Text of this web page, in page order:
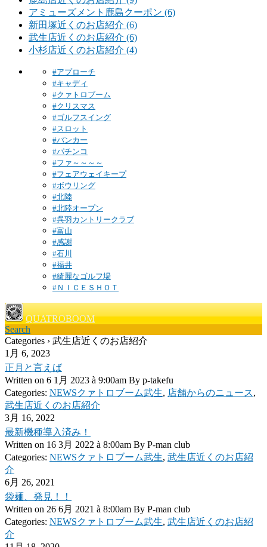
アミューズメント鹿島クーポン (6)
新田塚近くのお店紹介 (6)
武生店近くのお店紹介 (6)
小杉店近くのお店紹介 (4)
#アプローチ
#キャディ
#クァトロブーム
#クリスマス
#ゴルフスイング
#スロット
#バンカー
#パチンコ
#ファ～～～～
#フェアウェイキープ
#ボウリング
#北陸
#北陸オープン
#呉羽カントリークラブ
#富山
#感謝
#石川
#福井
#綺麗なゴルフ場
#ＮＩＣＥＳＨＯＴ
QUATROBOOM
Search
Categories › 武生店近くのお店紹介
1月 6, 2023
正月と言えば
Written on 6 1月 2023 à 9:00am By p-takefu
Categories: NEWSクァトロブーム武生, 店舗からのニュース,
武生店近くのお店紹介
3月 16, 2022
最新機種導入済み！
Written on 16 3月 2022 à 8:00am By P-man club
Categories: NEWSクァトロブーム武生, 武生店近くのお店紹
介
6月 26, 2021
袋麺、発見！！
Written on 26 6月 2021 à 8:00am By P-man club
Categories: NEWSクァトロブーム武生, 武生店近くのお店紹
介